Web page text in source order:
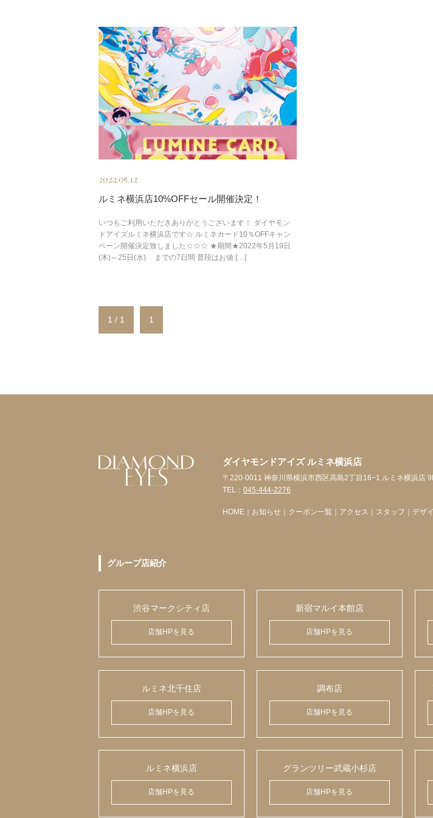
2022.05.12
ルミネ横浜店10%OFFセール開催決定！
いつもご利用いただきありがとうございます！ ダイヤモン
ドアイズルミネ横浜店です☆ ルミネカード10％OFFキャン
ペーン開催決定致しました☆☆☆ ★期間★2022年5月19日
(木)～25日(水) までの7日間 普段はお値 […]
1 / 1 1
ダイヤモンドアイズ ルミネ横浜店
〒220-0011 神奈川県横浜市西区高島2丁目16−1 ルミネ横浜店
TEL： 045-444-2276
HOME お知らせ クーポン一覧 アクセス スタッフ デザ
グループ店紹介
渋谷マークシティ店
店舗HPを見る
新宿マルイ本館店
店舗HPを見る
ルミネ北千住店
店舗HPを見る
調布店
店舗HPを見る
ルミネ横浜店
店舗HPを見る
グランツリー武蔵小杉店
店舗HPを見る